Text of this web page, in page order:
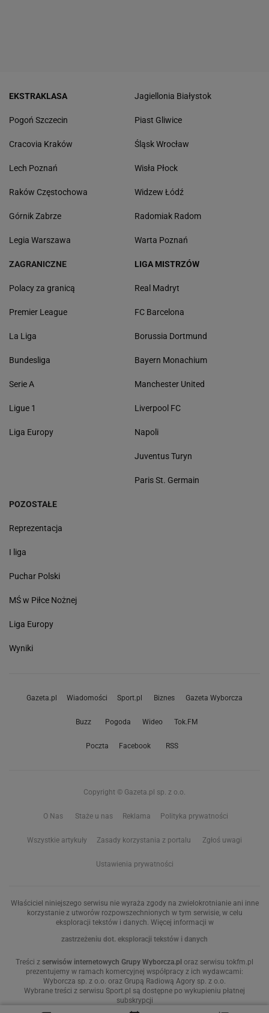
EKSTRAKLASA
Pogoń Szczecin
Cracovia Kraków
Lech Poznań
Raków Częstochowa
Górnik Zabrze
Legia Warszawa
Jagiellonia Białystok
Piast Gliwice
Śląsk Wrocław
Wisła Płock
Widzew Łódź
Radomiak Radom
Warta Poznań
ZAGRANICZNE
Polacy za granicą
Premier League
La Liga
Bundesliga
Serie A
Ligue 1
Liga Europy
LIGA MISTRZÓW
Real Madryt
FC Barcelona
Borussia Dortmund
Bayern Monachium
Manchester United
Liverpool FC
Napoli
Juventus Turyn
Paris St. Germain
POZOSTAŁE
Reprezentacja
I liga
Puchar Polski
MŚ w Piłce Nożnej
Liga Europy
Wyniki
Gazeta.pl Wiadomości Sport.pl Biznes Gazeta Wyborcza
Buzz Pogoda Wideo Tok.FM
Poczta Facebook RSS
Copyright © Gazeta.pl sp. z o.o.
O Nas Staże u nas Reklama Polityka prywatności
Wszystkie artykuły Zasady korzystania z portalu Zgłoś uwagi
Ustawienia prywatności
Właściciel niniejszego serwisu nie wyraża zgody na zwielokrotnianie ani inne
korzystanie z utworów rozpowszechnionych w tym serwisie, w celu
eksploracji tekstów i danych. Więcej informacji w
zastrzeżeniu dot. eksploracji tekstów i danych
Treści z serwisów internetowych Grupy Wyborcza.pl oraz serwisu tokfm.pl
prezentujemy w ramach komercyjnej współpracy z ich wydawcami:
Wyborcza sp. z o.o. oraz Grupą Radiową Agory sp. z o.o.
Wybrane treści z serwisu Sport.pl są dostępne po wykupieniu płatnej
subskrypcji